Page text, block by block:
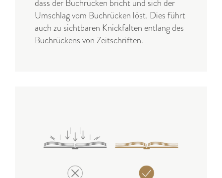
dass der Buchrücken bricht und sich der
Umschlag vom Buchrücken löst. Dies führt
auch zu sichtbaren Knickfalten entlang des
Buchrückens von Zeitschriften.